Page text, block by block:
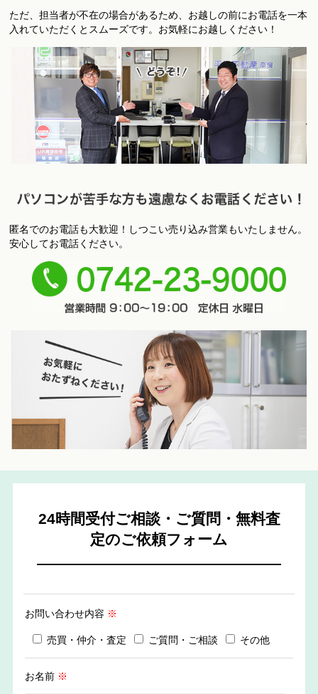
店への飛び込みもＯＫです！
ただ、担当者が不在の場合があるため、お越しの前にお電話を一本
入れていただくとスムーズです。お気軽にお越しください！
ソコンが苦手な方も遠慮なくお電話ください！
匿名でのお電話も大歓迎！しつこい売り込み営業もいたしません。
安心してお電話ください。
24時間受付ご相談・ご質問・無料査
定のご依頼フォーム
お問い合わせ内容 ※
売買・仲介・査定 ご質問・ご相談 その他
お名前 ※